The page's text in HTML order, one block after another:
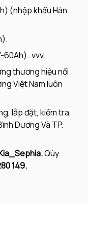
(nhập khẩu Hàn
60Ah)…vvv.
thương hiệu nổi
Việt Nam luôn
lắp đặt, kiểm tra
Dương Và TP.
Qúy
149.